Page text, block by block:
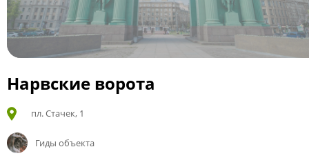
Нарвские ворота
пл. Стачек, 1
Гиды объекта